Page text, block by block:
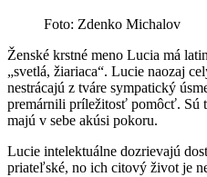
Foto: Zdenko Michalov
Ženské krstné meno Lucia má
„svetlá, žiariaca“. Lucie naozaj
nestrácajú z tváre sympatický
premárnili príležitosť pomôcť. Sú
majú v sebe akúsi pokoru.
Lucie intelektuálne dozrievajú
priateľské, no ich citový život je